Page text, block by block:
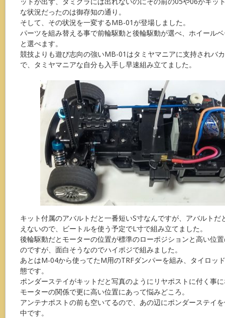
な状況だったのは御存知の通り。
そして、その状況を一変するMB-01が登場しました。
パーツを組み替える事で前輪駆動と後輪駆動が選べ、ホイール
と選べます。
競技よりも遊び志向の強いMB-01はタミヤマニアに支持されバ
で、タミヤマニアな自分も入手し早速組み立てました。
キット付属のアバルトだと一番短いS寸なんですが、アバルト
えないので、ビートルを使う予定でL寸で組み立てました。
後輪駆動だとモーターの位置が標準のローポジションと高い位
のですが、面白そうなのでハイポジで組みました。
あとはM-04から使ってたM用のTRFダンパーを組み、タイロッ
態です。
ポンダーステイがキットだと写真のようにリヤポストに付く事
モーターの関係で更に高い位置にあって悩みどころ。
アンテナポストの前も空いてるので、あの辺にポンダーステイ
中です。